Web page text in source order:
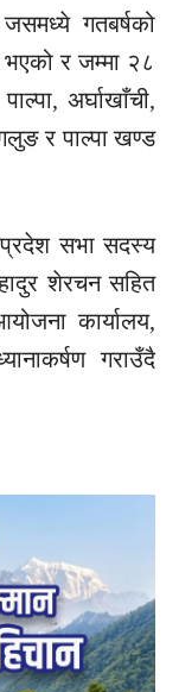
जसमध्ये गतबर्षको
र जम्मा २८
अर्घाखाँची,
र पाल्पा खण्ड
प्रदेश सभा सदस्य
शेरचन सहित
कार्यालय,
गराउँदै